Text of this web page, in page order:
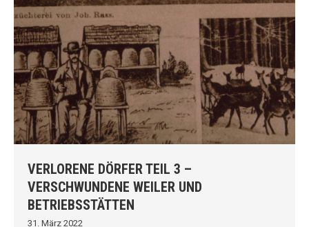
VERLORENE DÖRFER TEIL 3 –
VERSCHWUNDENE WEILER UND
BETRIEBSSTÄTTEN
31. März 2022